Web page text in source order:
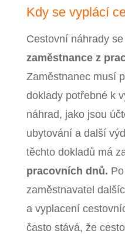
Kdy se vyplácí
Cestovní náhrady
zaměstnance z
Zaměstnanec musí
doklady potřebné k
náhrad, jako jsou
ubytování a další
těchto dokladů má
pracovních dnů.
zaměstnavatel
a vyplacení
často stává, že